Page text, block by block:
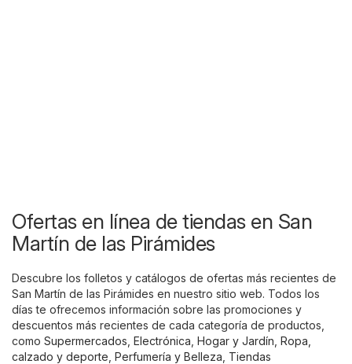
Ofertas en línea de tiendas en San
Martín de las Pirámides
Descubre los folletos y catálogos de ofertas más recientes de
San Martín de las Pirámides en nuestro sitio web. Todos los
días te ofrecemos información sobre las promociones y
descuentos más recientes de cada categoría de productos,
como Supermercados Electrónica Hogar y Jardín Ropa,
calzado y deporte Perfumería y Belleza Tiendas